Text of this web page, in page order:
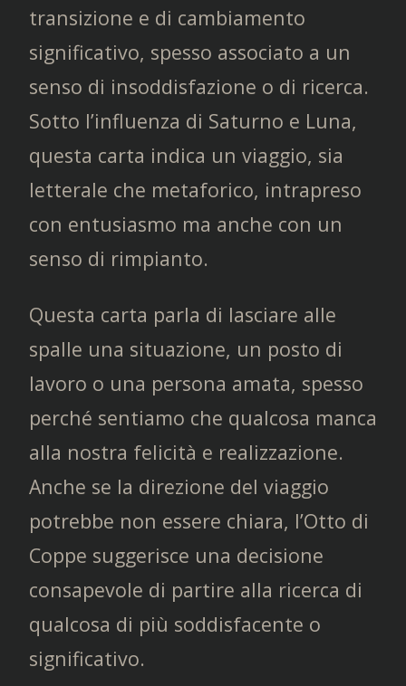
transizione e di cambiamento
significativo, spesso associato a un
senso di insoddisfazione o di ricerca.
Sotto l’influenza di Saturno e Luna,
questa carta indica un viaggio, sia
letterale che metaforico, intrapreso
con entusiasmo ma anche con un
senso di rimpianto.
Questa carta parla di lasciare alle
spalle una situazione, un posto di
lavoro o una persona amata, spesso
perché sentiamo che qualcosa manca
alla nostra felicità e realizzazione.
Anche se la direzione del viaggio
potrebbe non essere chiara, l’Otto di
Coppe suggerisce una decisione
consapevole di partire alla ricerca di
qualcosa di più soddisfacente o
significativo.